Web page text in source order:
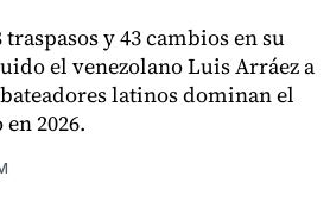
y 43 cambios en su
el venezolano Luis Arráez a
latinos dominan el
2026.